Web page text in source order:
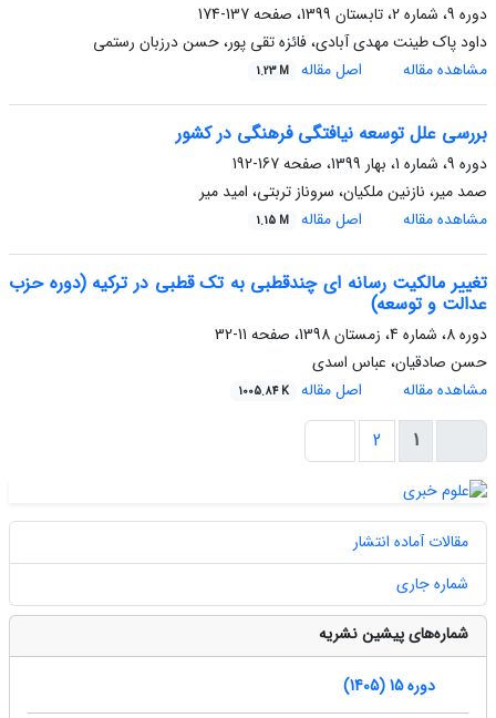
دوره 9، شماره 2، تابستان 1399، صفحه
137-174
داود پاک طینت مهدی آبادی، فائزه تقی پور، حسن درزبان رستمی
مشاهده مقاله
اصل مقاله 1.23 M
بررسی علل توسعه نیافتگی فرهنگی در کشور
دوره 9، شماره 1، بهار 1399، صفحه
167-192
صمد میر، نازنین ملکیان، سروناز تربتی، امید میر
مشاهده مقاله
اصل مقاله 1.15 M
تغییر مالکیت رسانه‏ ای چندقطبی به تک ‏قطبی در ترکیه (دوره حزب
عدالت و توسعه)
دوره 8، شماره 4، زمستان 1398، صفحه
11-32
حسن صادقیان، عباس اسدی
مشاهده مقاله
اصل مقاله 1005.84 K
1
2
مقالات آماده انتشار
شماره جاری
شماره‌های پیشین نشریه
دوره 15 (1405)